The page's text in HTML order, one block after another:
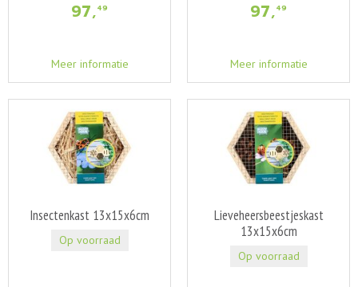
97,49
Meer informatie
97,49
Meer informatie
Insectenkast 13x15x6cm
Op voorraad
Lieveheersbeestjeskast
13x15x6cm
Op voorraad